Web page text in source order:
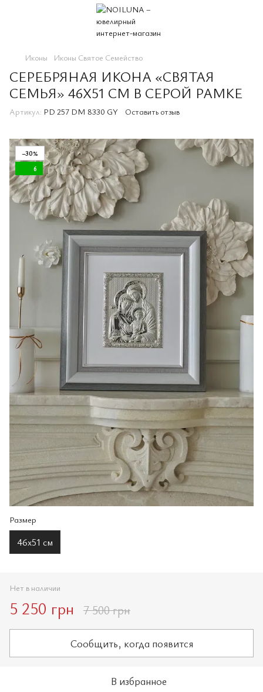
Иконы Иконы Святое Семейство
СЕРЕБРЯНАЯ ИКОНА «СВЯТАЯ
СЕМЬЯ» 46X51 СМ В СЕРОЙ РАМКЕ
Артикул: PD 257 DM 8330 GY Оставить отзыв
−30%
6
Размер
46x51 см
Нет в наличии
5 250 грн 7 500 грн
Сообщить, когда появится
В избранное